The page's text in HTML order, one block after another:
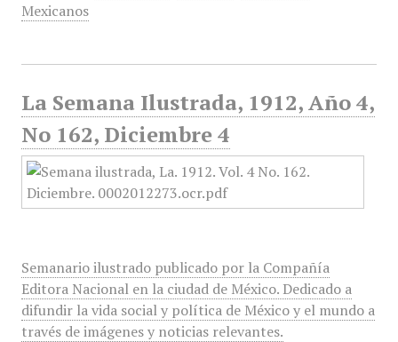
Mexicanos
La Semana Ilustrada, 1912, Año 4,
No 162, Diciembre 4
Semanario ilustrado publicado por la Compañía
Editora Nacional en la ciudad de México. Dedicado a
difundir la vida social y política de México y el mundo a
través de imágenes y noticias relevantes.